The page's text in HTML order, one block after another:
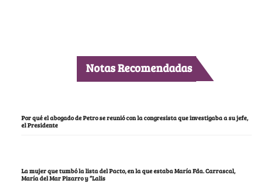
Notas Recomendadas
Por qué el abogado de Petro se reunió con la congresista que investigaba a su jefe,
el Presidente
La mujer que tumbó la lista del Pacto, en la que estaba María Fda. Carrascal,
María del Mar Pizarro y “Lalis